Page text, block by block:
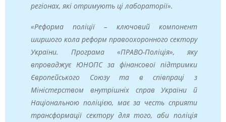
регіонах, які отримують ці лабораторії».
«Реформа поліції – ключовий компонент
ширшого кола реформ правоохоронного сектору
України. Програма «ПРАВО-Поліція», яку
впроваджує ЮНОПС за фінансової підтримки
Європейського Союзу та в співпраці з
Міністерством внутрішніх справ України й
Національною поліцією, має за честь сприяти
трансформації сектору для того, аби поліція